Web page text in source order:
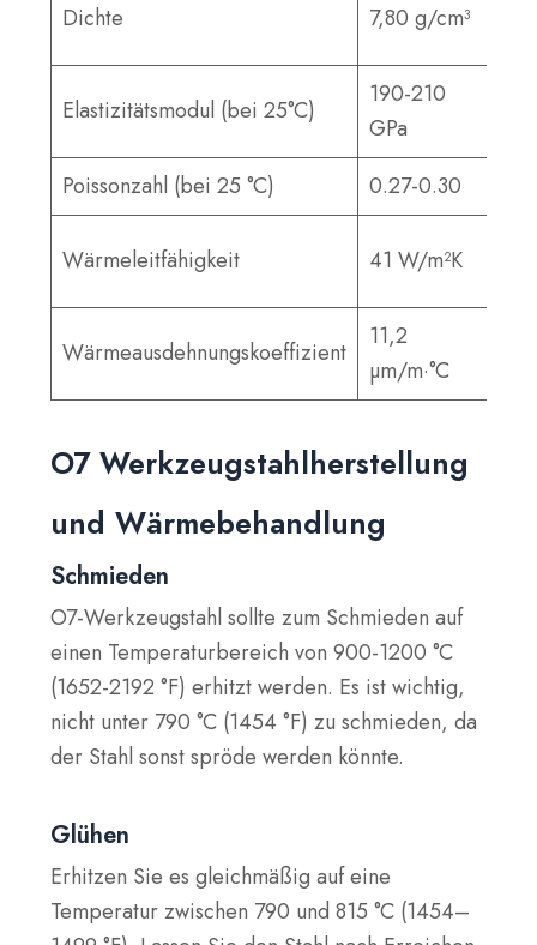
Dichte 7,80 g/cm³
Elastizitätsmodul (bei 25°C)
190-210
GPa
Poissonzahl (bei 25 °C)
0.27-0.30
Wärmeleitfähigkeit 41 W/m²K
Wärmeausdehnungskoeffizient
11,2
µm/m·°C
O7 Werkzeugstahlherstellung
und Wärmebehandlung
Schmieden
O7-Werkzeugstahl sollte zum Schmieden auf
einen Temperaturbereich von 900-1200 °C
(1652-2192 °F) erhitzt werden. Es ist wichtig,
nicht unter 790 °C (1454 °F) zu schmieden, da
der Stahl sonst spröde werden könnte.
Glühen
Erhitzen Sie es gleichmäßig auf eine
Temperatur zwischen 790 und 815 °C (1454–